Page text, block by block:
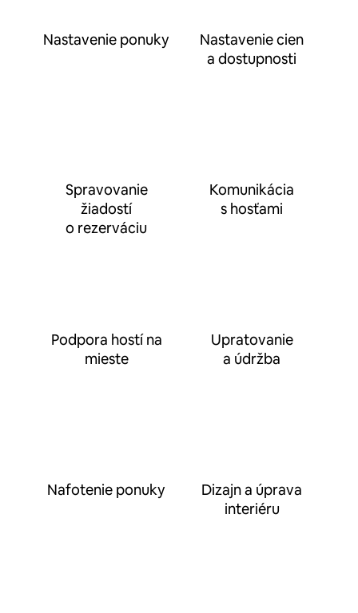
Nastavenie ponuky
Nastavenie cien
a dostupnosti
Spravovanie
žiadostí
o rezerváciu
Komunikácia
s hosťami
Podpora hostí na
mieste
Upratovanie
a údržba
Nafotenie ponuky
Dizajn a úprava
interiéru